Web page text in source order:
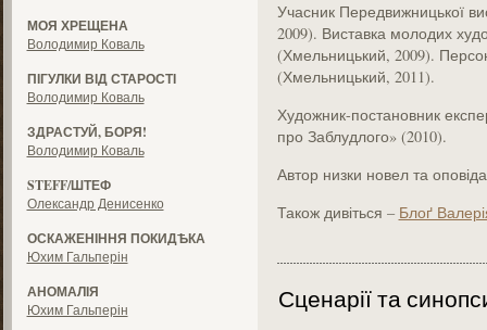
МОЯ ХРЕЩЕНА
Володимир Коваль
ПІГУЛКИ ВІД СТАРОСТІ
Володимир Коваль
ЗДРАСТУЙ, БОРЯ!
Володимир Коваль
STEFF/ШТЕФ
Олександр Денисенко
ОСКАЖЕНІННЯ ПОКИДѢКА
Юхим Гальперін
АНОМАЛІЯ
Юхим Гальперін
Учасник Передвижницької
2009). Виставка молодих
(Хмельницький, 2009).
(Хмельницький, 2011).
Художник-постановник
про Заблудлого» (2010).
Автор низки новел та
Також дивіться – Блоґ
Сценарії та